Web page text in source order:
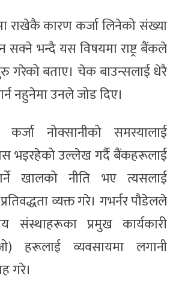
राखेकै कारण कर्जा लिनेको संख्या
भन्दै यस विषयमा राष्ट्र बैंकले
बताए। चेक बाउन्सलाई धेरै
नहुनेमा उनले जोड दिए।
नोक्सानीको समस्यालाई
भइरहेको उल्लेख गर्दै बैंकहरूलाई
खालको नीति भए त्यसलाई
व्यक्त गरे। गभर्नर पौडेलले
संस्थाहरूका प्रमुख कार्यकारी
हरूलाई व्यवसायमा लगानी
गरे।